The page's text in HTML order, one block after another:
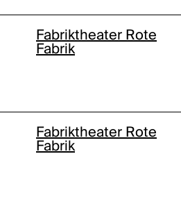
Fabriktheater Rote
Fabrik
Fabriktheater Rote
Fabrik